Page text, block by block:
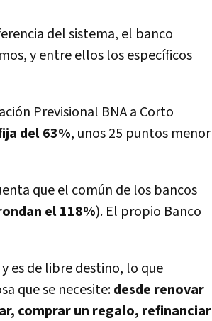
del sistema, el banco
y entre ellos los específicos
Previsional BNA a Corto
del 63%, unos 25 puntos menor
que el común de los bancos
el 118%). El propio Banco
es de libre destino, lo que
que se necesite:desde renovar
comprar un regalo, refinanciar